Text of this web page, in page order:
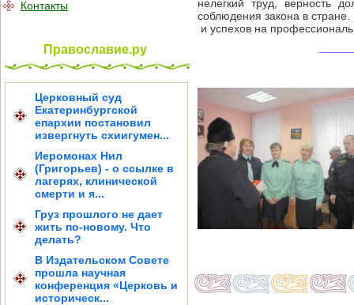
Контакты
Православие.ру
Церковный суд
Екатеринбургской
епархии постановил
извергнуть схиигумен...
Иеромонах Нил
(Григорьев) - о ссылке в
лагерях, клинической
смерти и я...
Груз прошлого не дает
жить по-новому. Что
делать?
В Издательском Совете
прошла научная
конференция «Церковь и
историческ...
нелегкий труд, верность
соблюдения закона в
и успехов на